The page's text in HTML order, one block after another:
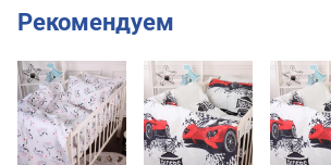
Рекомендуем